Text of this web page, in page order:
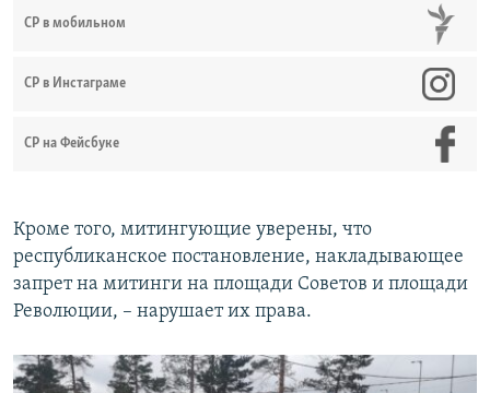
СР в мобильном
СР в Инстаграме
СР на Фейсбуке
Кроме того, митингующие уверены, что
республиканское постановление, накладывающее
запрет на митинги на площади Советов и площади
Революции, – нарушает их права.